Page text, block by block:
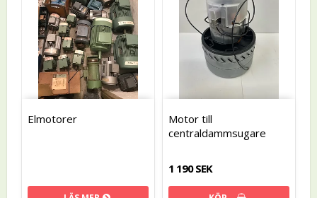
Elmotorer
Motor till
centraldammsugare
1 190 SEK